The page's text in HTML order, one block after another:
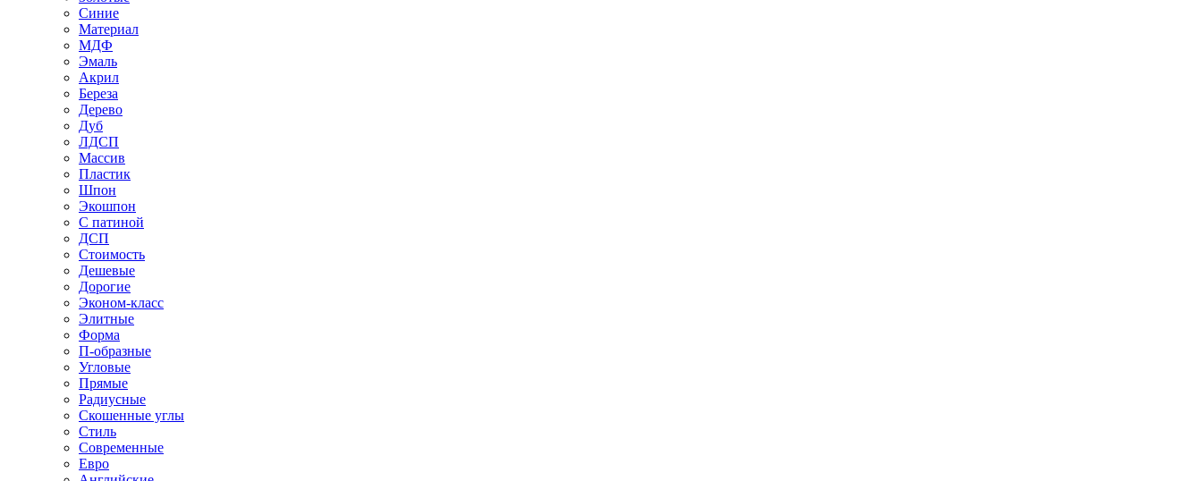
Синие
Материал
МДФ
Эмаль
Акрил
Береза
Дерево
Дуб
ЛДСП
Массив
Пластик
Шпон
Экошпон
С патиной
ДСП
Стоимость
Дешевые
Дорогие
Эконом-класс
Элитные
Форма
П-образные
Угловые
Прямые
Радиусные
Скошенные углы
Стиль
Современные
Евро